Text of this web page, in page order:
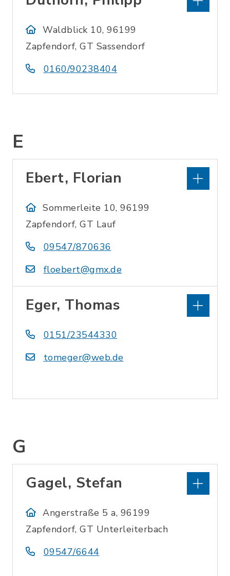
Waldblick 10, 96199
Zapfendorf, GT Sassendorf
0160/90238404
E
Ebert, Florian
Sommerleite 10, 96199
Zapfendorf, GT Lauf
09547/870636
floebert@gmx.de
Eger, Thomas
0151/23544330
tomeger@web.de
G
Gagel, Stefan
Angerstraße 5 a, 96199
Zapfendorf, GT Unterleiterbach
09547/6644